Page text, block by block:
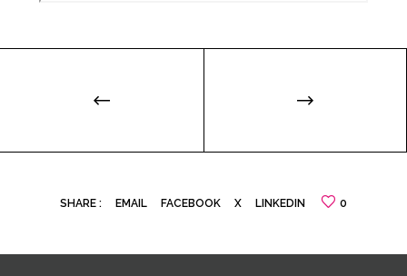
SHARE : EMAIL FACEBOOK X LINKEDIN 0